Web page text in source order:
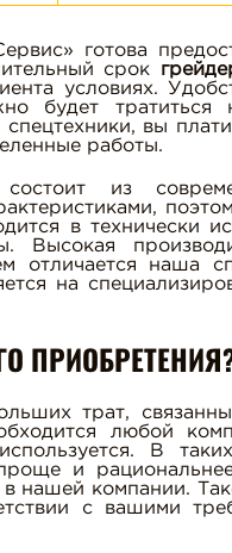
готова
срок
условиях.
будет тратиться
вы
работы.
из
в технически
Высокая
отличается наша
на
трат,
любой
В
и
нашей компании.
с вашими